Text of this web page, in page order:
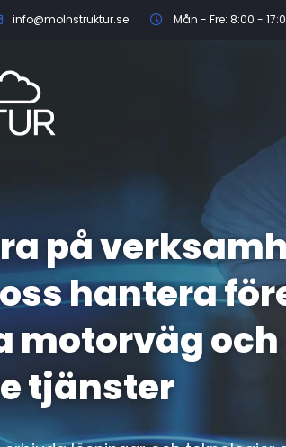
info@molnstruktur.se Mån - Fre: 8:00 -
på
hantera
motorväg och
tjänster